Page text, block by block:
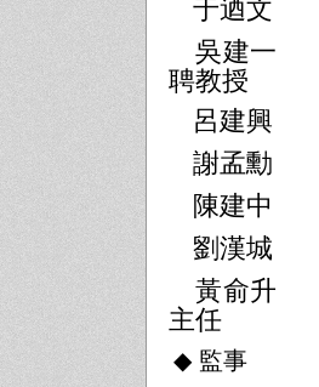
于迺文
吳建一
聘教授
呂建興
謝孟勳
陳建中
劉漢城
黃俞升
主任
◆ 監事